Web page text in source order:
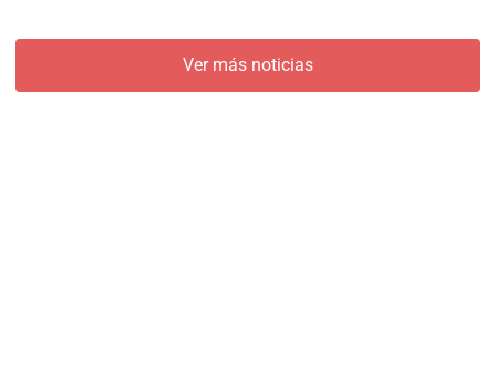
Ver más noticias